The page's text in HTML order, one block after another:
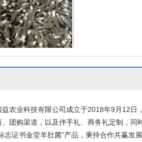
理标志干货羊肚菌七妹带柄散
益农业科技有限公司成立于2018年9月12
团购渠道，以及伴手礼、商务礼定制，
志证书金堂羊肚菌”产品，秉持合作共赢发